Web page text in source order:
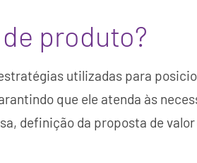
produto?
utilizadas para
que ele atenda às
definição da proposta de